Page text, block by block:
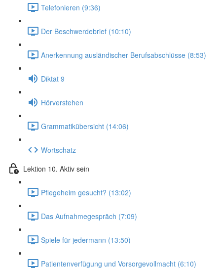
Telefonieren (9:36)
Der Beschwerdebrief (10:10)
Anerkennung ausländischer Berufsabschlüsse (8:53)
Diktat 9
Hörverstehen
Grammatikübersicht (14:06)
Wortschatz
Lektion 10. Aktiv sein
Pflegeheim gesucht? (13:02)
Das Aufnahmegespräch (7:09)
Spiele für jedermann (13:50)
Patientenverfügung und Vorsorgevollmacht (6:10)